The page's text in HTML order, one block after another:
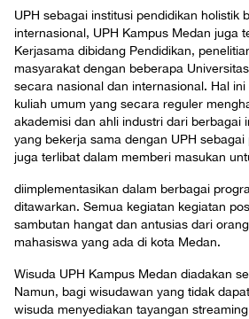
UPH sebagai institusi pendidikan holistik
internasional, UPH Kampus Medan juga
Kerjasama dibidang Pendidikan,
masyarakat dengan beberapa
secara nasional dan internasional. Hal
kuliah umum yang secara reguler
akademisi dan ahli industri dari berbagai
yang bekerja sama dengan UPH sebagai
juga terlibat dalam memberi masukan
diimplementasikan dalam berbagai
ditawarkan. Semua kegiatan kegiatan
sambutan hangat dan antusias dari
mahasiswa yang ada di kota Medan.
Wisuda UPH Kampus Medan diadakan
Namun, bagi wisudawan yang tidak
wisuda menyediakan tayangan